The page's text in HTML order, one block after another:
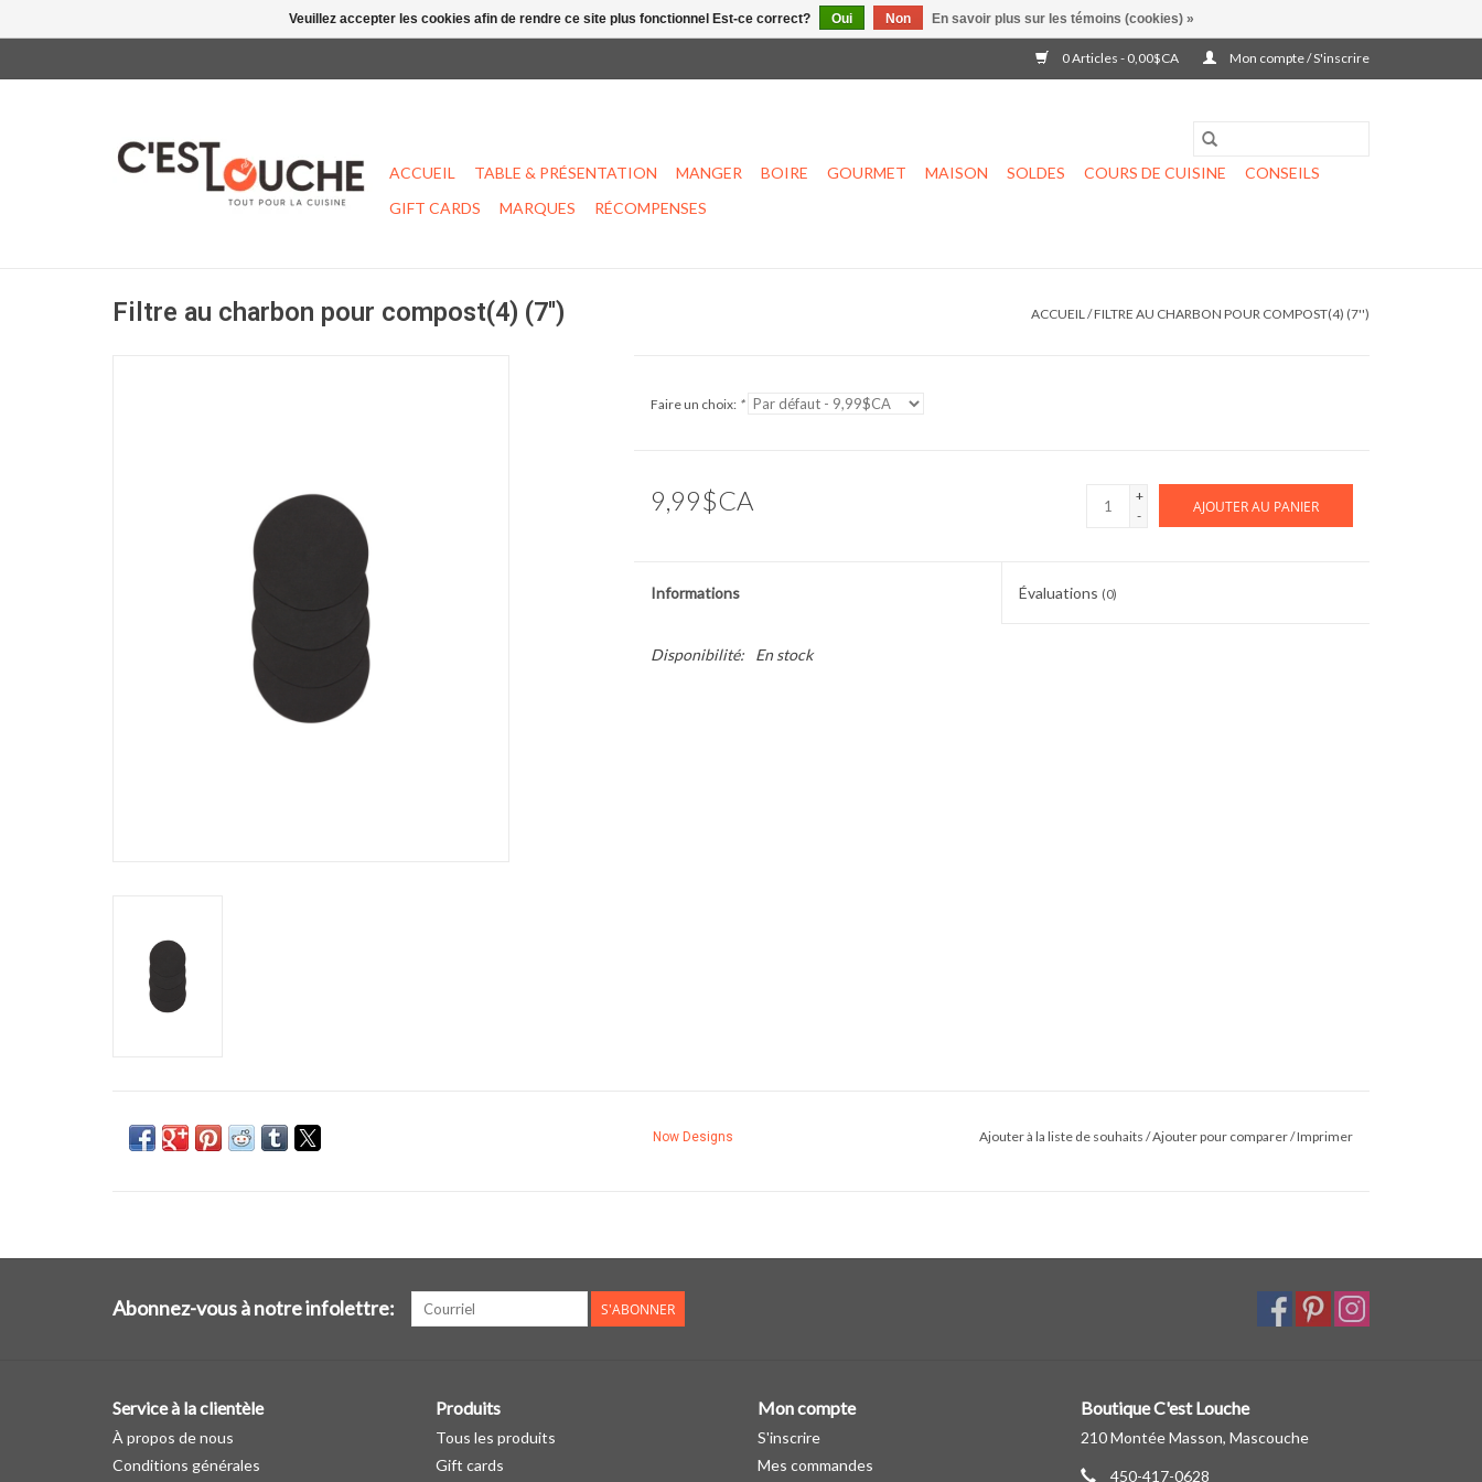
0 Articles - 0,00$CA Mon compte / S'inscrire
ACCUEIL TABLE & PRÉSENTATION MANGER BOIRE GOURMET MAISON SOLDES COURS DE CUISINE
CONSEILS
GIFT CARDS
MARQUES RÉCOMPENSES
Filtre au charbon pour compost(4) (7'') ACCUEIL/FILTRE AU CHARBON POUR COMPOST(4) (7'')
Faire un choix: *
9,99$CA
+
-
AJOUTER AU PANIER
Informations Évaluations (0)
Disponibilité: En stock
Now Designs Ajouter à la liste de souhaits /Ajouter pour comparer/Imprimer
Abonnez-vous à notre infolettre: S'ABONNER
Service à la clientèle
À propos de nous
Conditions générales
Produits
Tous les produits
Gift cards
Mon compte
S'inscrire
Mes commandes
Boutique C'est Louche
210 Montée Masson, Mascouche
450-417-0628
Veuillez accepter les cookies afin de rendre ce site plus fonctionnel Est-ce correct? Oui Non En savoir plus sur les témoins (cookies) »